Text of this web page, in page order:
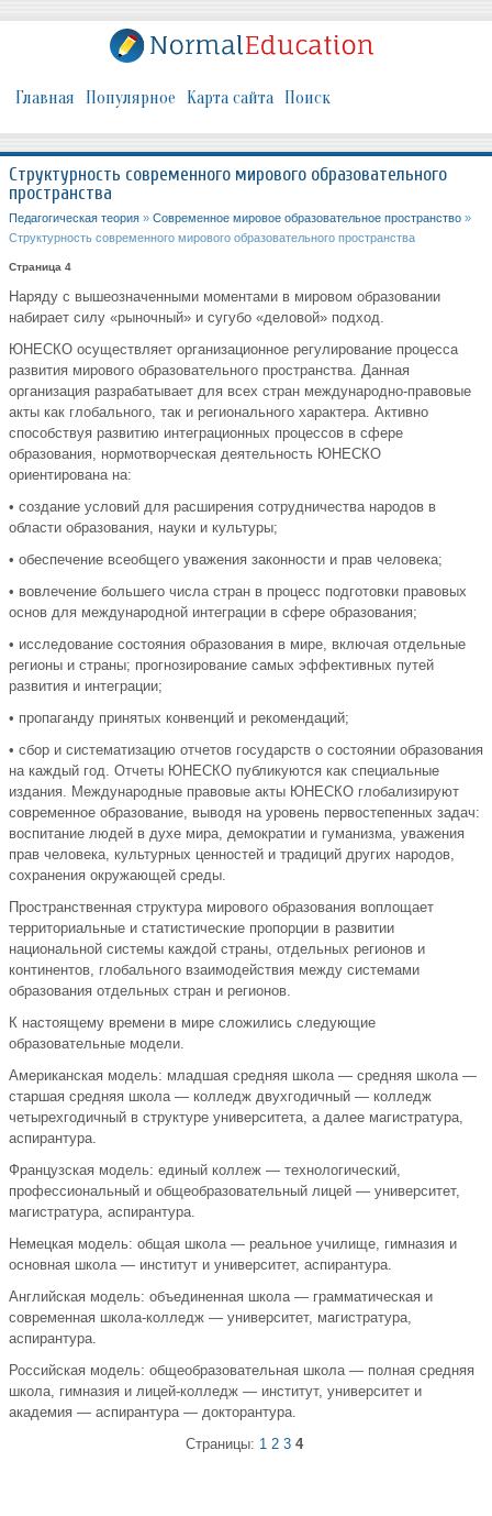
Главная Популярное Карта сайта Поиск
Структурность современного мирового образовательного
пространства
Педагогическая теория » Современное мировое образовательное пространство »
Структурность современного мирового образовательного пространства
Страница 4
Наряду с вышеозначенными моментами в мировом образовании
набирает силу «рыночный» и сугубо «деловой» подход.
ЮНЕСКО осуществляет организационное регулирование процесса
развития мирового образовательного пространства. Данная
организация разрабатывает для всех стран международно-правовые
акты как глобального, так и регионального характера. Активно
способствуя развитию интеграционных процессов в сфере
образования, нормотворческая деятельность ЮНЕСКО
ориентирована на:
• создание условий для расширения сотрудничества народов в
области образования, науки и культуры;
• обеспечение всеобщего уважения законности и прав человека;
• вовлечение большего числа стран в процесс подготовки правовых
основ для международной интеграции в сфере образования;
• исследование состояния образования в мире, включая отдельные
регионы и страны; прогнозирование самых эффективных путей
развития и интеграции;
• пропаганду принятых конвенций и рекомендаций;
• сбор и систематизацию отчетов государств о состоянии образования
на каждый год. Отчеты ЮНЕСКО публикуются как специальные
издания. Международные правовые акты ЮНЕСКО глобализируют
современное образование, выводя на уровень первостепенных задач:
воспитание людей в духе мира, демократии и гуманизма, уважения
прав человека, культурных ценностей и традиций других народов,
сохранения окружающей среды.
Пространственная структура мирового образования воплощает
территориальные и статистические пропорции в развитии
национальной системы каждой страны, отдельных регионов и
континентов, глобального взаимодействия между системами
образования отдельных стран и регионов.
К настоящему времени в мире сложились следующие
образовательные модели.
Американская модель: младшая средняя школа — средняя школа —
старшая средняя школа — колледж двухгодичный — колледж
четырехгодичный в структуре университета, а далее магистратура,
аспирантура.
Французская модель: единый коллеж — технологический,
профессиональный и общеобразовательный лицей — университет,
магистратура, аспирантура.
Немецкая модель: общая школа — реальное училище, гимназия и
основная школа — институт и университет, аспирантура.
Английская модель: объединенная школа — грамматическая и
современная школа-колледж — университет, магистратура,
аспирантура.
Российская модель: общеобразовательная школа — полная средняя
школа, гимназия и лицей-колледж — институт, университет и
академия — аспирантура — докторантура.
Страницы: 1 2 3 4